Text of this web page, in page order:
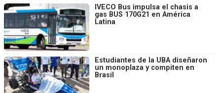
IVECO Bus impulsa el chasis a
gas BUS 170G21 en América
Latina
Estudiantes de la UBA diseñaron
un monoplaza y compiten en
Brasil